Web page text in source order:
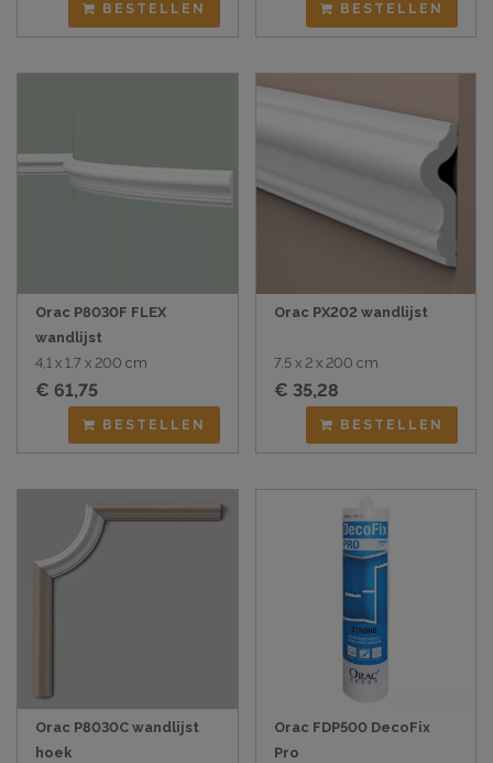
BESTELLEN BESTELLEN
Orac P8030F FLEX
wandlijst
4,1 x 1,7 x 200 cm
€ 61,75
BESTELLEN
Orac PX202 wandlijst
7,5 x 2 x 200 cm
€ 35,28
BESTELLEN
Orac P8030C wandlijst
hoek
Orac FDP500 DecoFix
Pro